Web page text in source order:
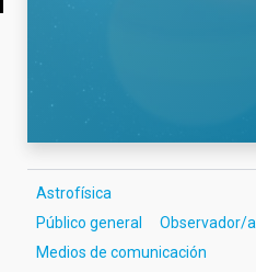
Astrofísica
Público general
Observador/a
Medios de comunicación